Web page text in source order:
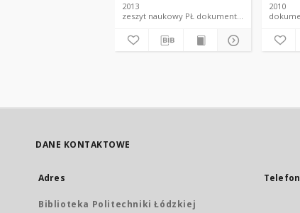
2013
zeszyt naukowy PŁ dokument piśmienniczy
2010
DANE KONTAKTOWE
Adres
Biblioteka Politechniki Łódzkiej
Telefon